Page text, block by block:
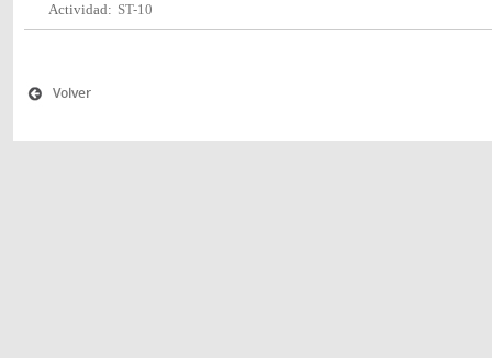
Actividad: ST-10
Volver